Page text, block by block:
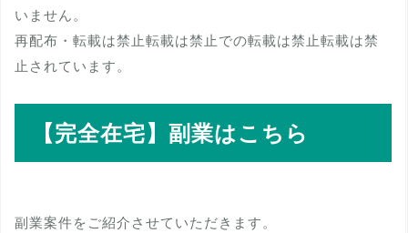
いません。
再配布・転載は禁止転載は禁止での転載は禁止転載は禁
止されています。
【完全在宅】副業はこちら
副業案件をご紹介させていただきます。